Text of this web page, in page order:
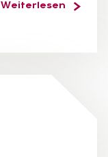
Weiterlesen